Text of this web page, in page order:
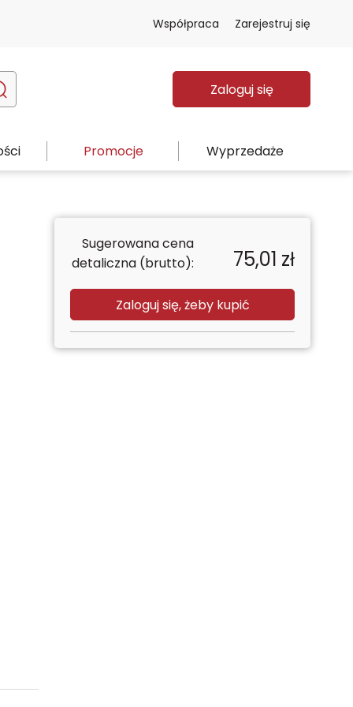
Współpraca Zarejestruj się
Zaloguj się
Promocje Wyprzedaże
Sugerowana cena
detaliczna (brutto):
75,01 zł
Zaloguj się, żeby kupić